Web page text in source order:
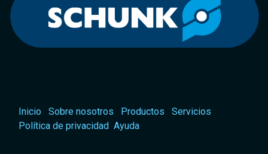
Inicio Sobre nosotros Productos
Servicios
Política de privacidad Ayuda